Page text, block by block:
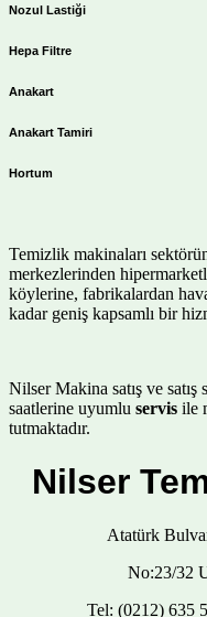
Nozul Lastiği
Hepa Filtre
Anakart
Anakart Tamiri
Hortum
Temizlik makinaları
merkezlerinden
köylerine, fabrikalardan
kadar geniş kapsamlı bir
Nilser Makina satış ve satış
saatlerine uyumlu servis ile
tutmaktadır.
Nilser
Atatürk
No:23/32
Tel: (0212) 635